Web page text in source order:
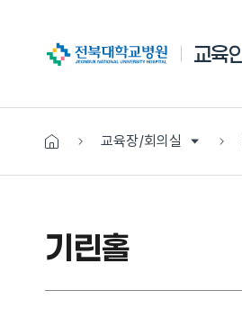
전북대학교병원 교육
교육장/회의실
기린홀